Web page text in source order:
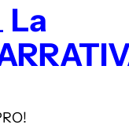
La